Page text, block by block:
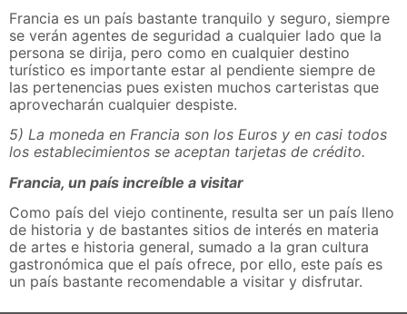
Francia es un país bastante tranquilo y seguro, siempre
se verán agentes de seguridad a cualquier lado que la
persona se dirija, pero como en cualquier destino
turístico es importante estar al pendiente siempre de
las pertenencias pues existen muchos carteristas que
aprovecharán cualquier despiste.
5) La moneda en Francia son los Euros y en casi todos
los establecimientos se aceptan tarjetas de crédito.
Francia, un país increíble a visitar
Como país del viejo continente, resulta ser un país lleno
de historia y de bastantes sitios de interés en materia
de artes e historia general, sumado a la gran cultura
gastronómica que el país ofrece, por ello, este país es
un país bastante recomendable a visitar y disfrutar.